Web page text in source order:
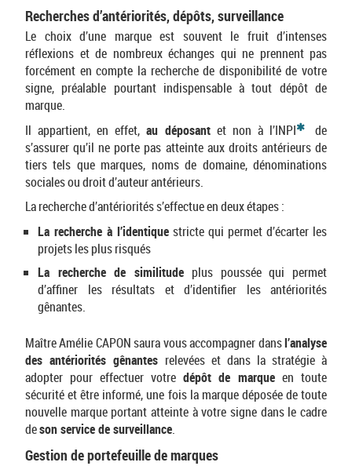
Recherches d’antériorités, dépôts, surveillance
Le choix d’une marque est souvent le fruit d’intenses
réflexions et de nombreux échanges qui ne prennent pas
forcément en compte la recherche de disponibilité de votre
signe, préalable pourtant indispensable à tout dépôt de
marque.
Il appartient, en effet, au déposant et non à l’INPI
de
s’assurer qu’il ne porte pas atteinte aux droits antérieurs de
tiers tels que marques, noms de domaine, dénominations
sociales ou droit d’auteur antérieurs.
La recherche d’antériorités s’effectue en deux étapes :
La recherche à l’identique stricte qui permet d’écarter les
projets les plus risqués
La recherche de similitude plus poussée qui permet
d’affiner les résultats et d’identifier les antériorités
gênantes.
Maître Amélie CAPON saura vous accompagner dansl’analyse
des antériorités gênantes relevées et dans la stratégie à
adopter pour effectuer votre dépôt de marque en toute
sécurité et être informé, une fois la marque déposée de toute
nouvelle marque portant atteinte à votre signe dans le cadre
deson service de surveillance.
Gestion de portefeuille de marques